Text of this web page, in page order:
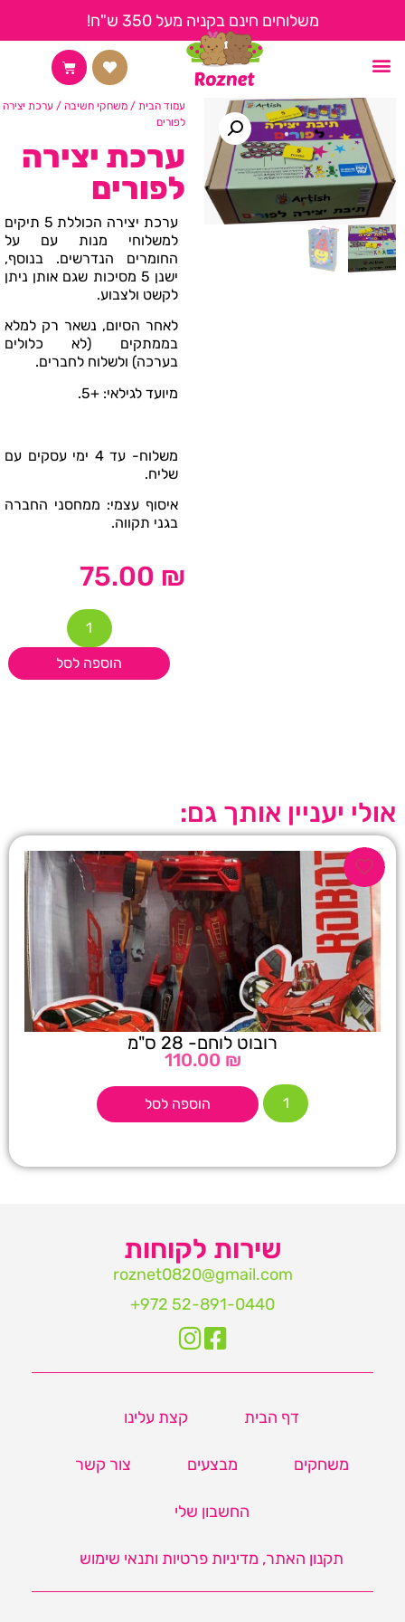
משלוחים חינם בקניה מעל 350 ש"ח!
עמוד הבית /משחקי חשיבה / ערכת יצירה
לפורים
ערכת יצירה
לפורים
ערכת יצירה הכוללת 5 תיקים
למשלוחי מנות עם על
החומרים הנדרשים. בנוסף,
ישנן 5 מסיכות שגם אותן ניתן
לקשט ולצבוע.
לאחר הסיום, נשאר רק למלא
בממתקים (לא כלולים
בערכה) ולשלוח לחברים.
מיועד לגילאי: +5.
משלוח- עד 4 ימי עסקים עם
שליח.
איסוף עצמי: ממחסני החברה
בגני תקווה.
75.00 ₪
הוספה לסל
אולי יעניין אותך גם:
רובוט לוחם- 28 ס"מ
110.00 ₪
הוספה לסל
שירות לקוחות
roznet0820@gmail.com‏
דף הבית קצת עלינו
משחקים מבצעים צור קשר
החשבון שלי
תקנון האתר, מדיניות פרטיות ותנאי שימוש